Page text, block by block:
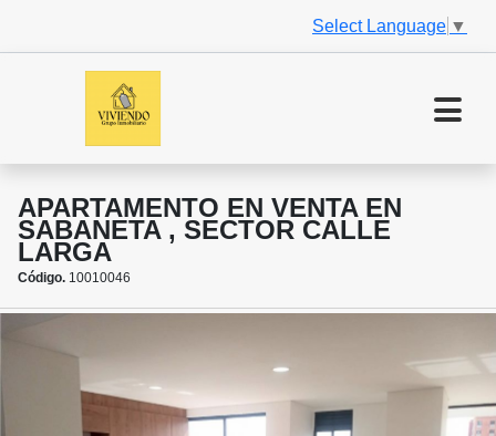
Select Language ▼
APARTAMENTO EN VENTA EN
SABANETA , SECTOR CALLE
LARGA
Código. 10010046